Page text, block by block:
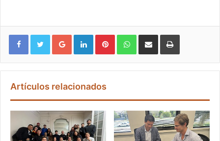
Google+ LinkedIn Pinterest WhatsApp
Artículos relacionados